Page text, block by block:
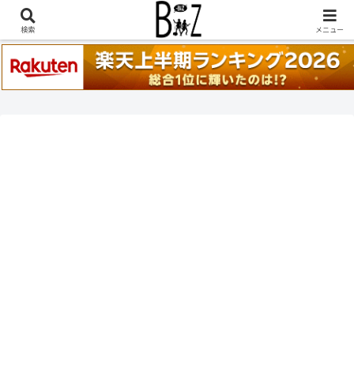
稲葉浩志『en-Zepp』『enⅣ』セトリ一覧はこちら
検索 メニュー